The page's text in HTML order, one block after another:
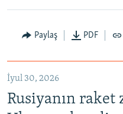
Paylaş PDF
İyul 30, 2026
Rusiyanın raket